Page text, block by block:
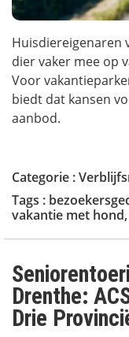
Huisdiereigenaren
dier vaker mee op
Voor
biedt dat kansen
aanbod.
Categorie :
Tags :
vakantie met hond,
Drenthe:
Drie